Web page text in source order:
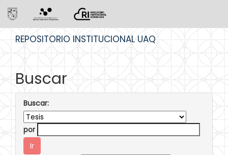
REPOSITORIO INSTITUCIONAL UAQ
Buscar
Buscar:
por